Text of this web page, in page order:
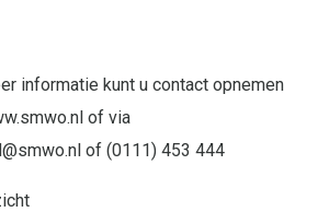
informatie kunt u contact opnemen
of via
of (0111) 453 444